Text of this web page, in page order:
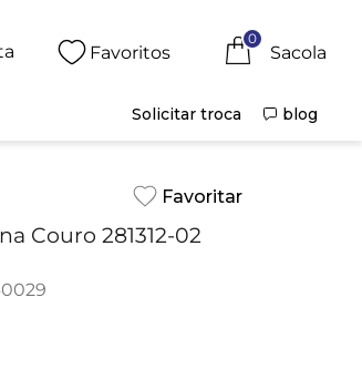
Favoritos
0
Solicitar troca blog
Couro 281312-02